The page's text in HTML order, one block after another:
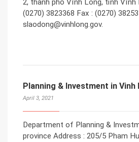
(0270) 3823368 Fax : (0270)
slaodong@vinhlong.gov.
Planning & Investment in Vinh
April 3, 2021
Department of Planning &
province Address : 205/5 Pham